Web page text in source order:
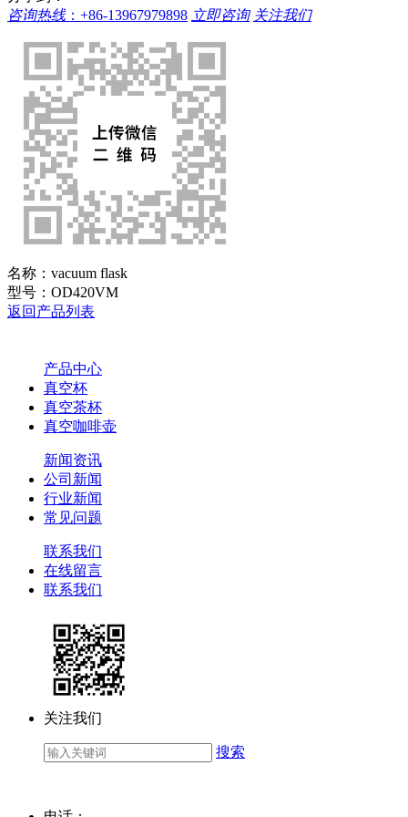
咨询热线： +86-13967979898 立即咨询 关注我们
名称： vacuum flask
型号： OD420VM
返回产品列表
产品中心
真空杯
真空茶杯
真空咖啡壶
新闻资讯
公司新闻
行业新闻
常见问题
联系我们
在线留言
联系我们
关注我们
搜索